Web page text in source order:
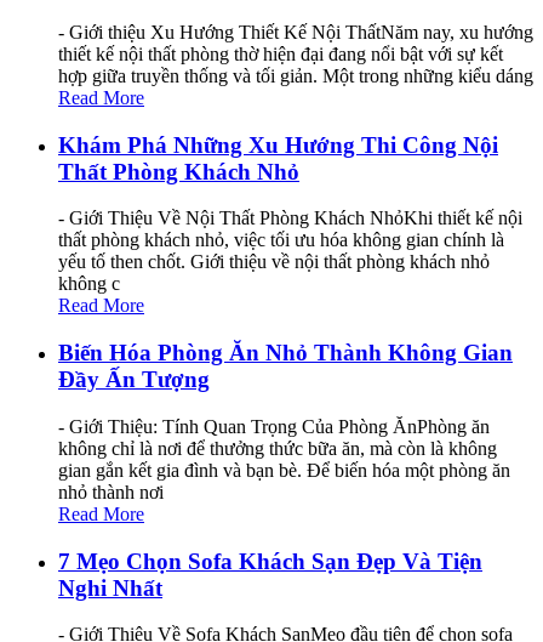
- Giới thiệu Xu Hướng Thiết Kế Nội ThấtNăm nay, xu hướng
thiết kế nội thất phòng thờ hiện đại đang nổi bật với sự kết
hợp giữa truyền thống và tối giản. Một trong những kiểu dáng
Read More
Khám Phá Những Xu Hướng Thi Công Nội
Thất Phòng Khách Nhỏ
- Giới Thiệu Về Nội Thất Phòng Khách NhỏKhi thiết kế nội
thất phòng khách nhỏ, việc tối ưu hóa không gian chính là
yếu tố then chốt. Giới thiệu về nội thất phòng khách nhỏ
không c
Read More
Biến Hóa Phòng Ăn Nhỏ Thành Không Gian
Đầy Ấn Tượng
- Giới Thiệu: Tính Quan Trọng Của Phòng ĂnPhòng ăn
không chỉ là nơi để thưởng thức bữa ăn, mà còn là không
gian gắn kết gia đình và bạn bè. Để biến hóa một phòng ăn
nhỏ thành nơi
Read More
7 Mẹo Chọn Sofa Khách Sạn Đẹp Và Tiện
Nghi Nhất
- Giới Thiệu Về Sofa Khách SạnMẹo đầu tiên để chọn sofa